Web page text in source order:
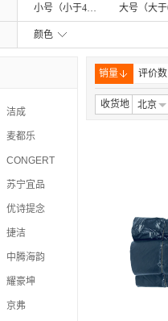
小号（小于45cm*55cm）
颜色
销量 评价数
收货地 北京
洁成
麦都乐
CONGERT
苏宁宜品
优诗提念
捷洁
中腾海韵
耀豪坤
京弗